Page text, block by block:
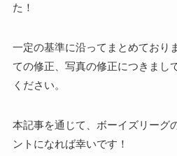
た！
一定の基準に沿ってまとめており
ての修正、写真の修正につきまし
ください。
本記事を通じて、ボーイズリーグ
ントになれば幸いです！